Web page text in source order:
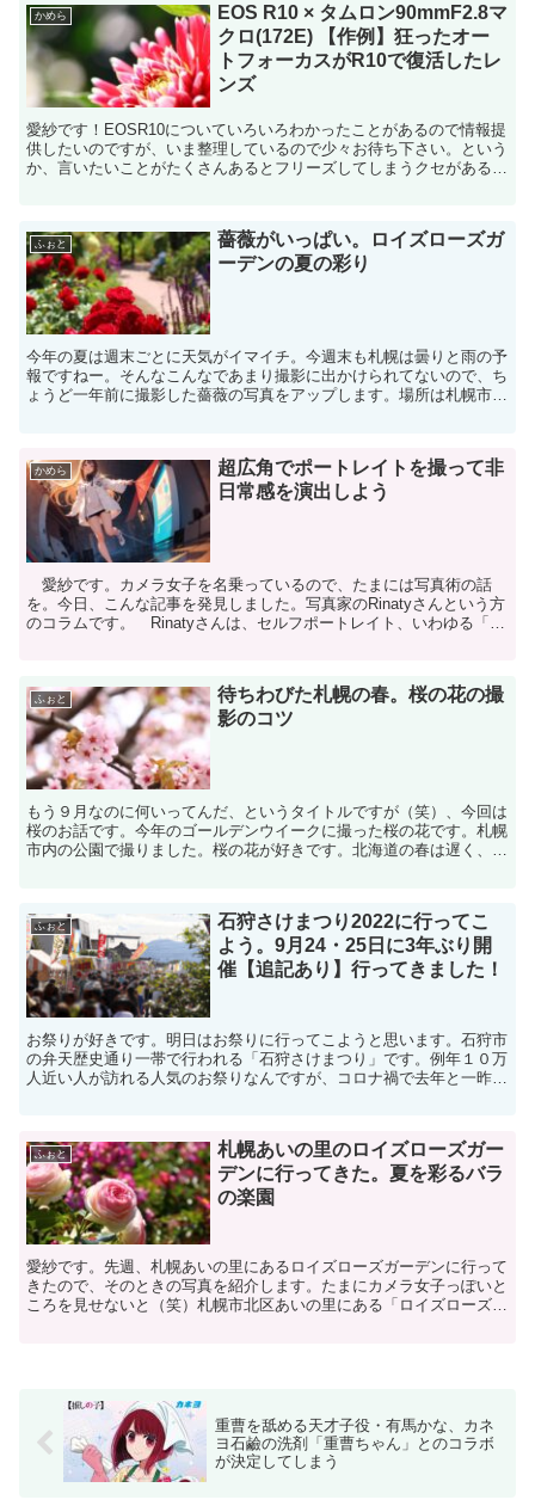
かめら
EOS R10 × タムロン90mmF2.8マ
クロ(172E) 【作例】狂ったオー
トフォーカスがR10で復活したレ
ンズ
愛紗です！EOSR10についていろいろわかったことがあるので情報提
供したいのですが、いま整理しているので少々お待ち下さい。という
か、言いたいことがたくさんあるとフリーズしてしまうクセがあるみ
ふぉと
薔薇がいっぱい。ロイズローズガ
ーデンの夏の彩り
今年の夏は週末ごとに天気がイマイチ。今週末も札幌は曇りと雨の予
報ですねー。そんなこんなであまり撮影に出かけられてないので、ち
ょうど一年前に撮影した薔薇の写真をアップします。場所は札幌市北
かめら
超広角でポートレイトを撮って非
日常感を演出しよう
愛紗です。カメラ女子を名乗っているので、たまには写真術の話
を。今日、こんな記事を発見しました。写真家のRinatyさんという方
のコラムです。 Rinatyさんは、セルフポートレイト、いわゆる「自
ふぉと
待ちわびた札幌の春。桜の花の撮
影のコツ
もう９月なのに何いってんだ、というタイトルですが（笑）、今回は
桜のお話です。今年のゴールデンウイークに撮った桜の花です。札幌
市内の公園で撮りました。桜の花が好きです。北海道の春は遅く、４
ふぉと
石狩さけまつり2022に行ってこ
よう。9月24・25日に3年ぶり開
催【追記あり】行ってきました！
お祭りが好きです。明日はお祭りに行ってこようと思います。石狩市
の弁天歴史通り一帯で行われる「石狩さけまつり」です。例年１０万
人近い人が訪れる人気のお祭りなんですが、コロナ禍で去年と一昨年
ふぉと
札幌あいの里のロイズローズガー
デンに行ってきた。夏を彩るバラ
の楽園
愛紗です。先週、札幌あいの里にあるロイズローズガーデンに行って
きたので、そのときの写真を紹介します。たまにカメラ女子っぽいと
ころを見せないと（笑）札幌市北区あいの里にある「ロイズローズガ
重曹を舐める天才子役・有馬かな、カネ
ヨ石鹼の洗剤「重曹ちゃん」とのコラボ
が決定してしまう